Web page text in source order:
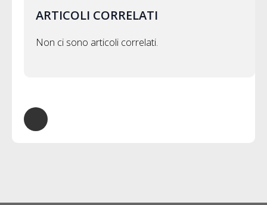
ARTICOLI CORRELATI
Non ci sono articoli correlati.